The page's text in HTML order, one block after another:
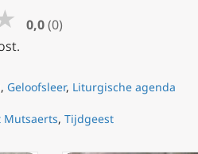
0,0 (0)
, Geloofsleer, Liturgische agenda
Mutsaerts, Tijdgeest